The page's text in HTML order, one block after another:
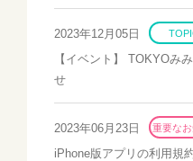
2023年12月05日
【イベント】 TOKYOみ
せ
2023年06月23日 重要な
iPhone版アプリの利用規